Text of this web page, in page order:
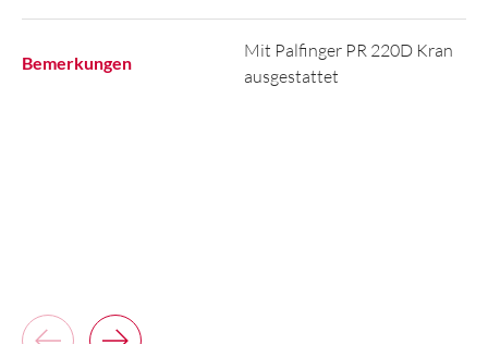
Bemerkungen
Mit Palfinger PR 220D Kran
ausgestattet